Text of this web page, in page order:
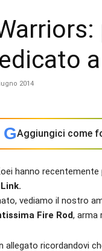
2014
GAggiungici come
hanno recentemente
vediamo il nostro
Fire Rod, arma
allegato ricordandovi